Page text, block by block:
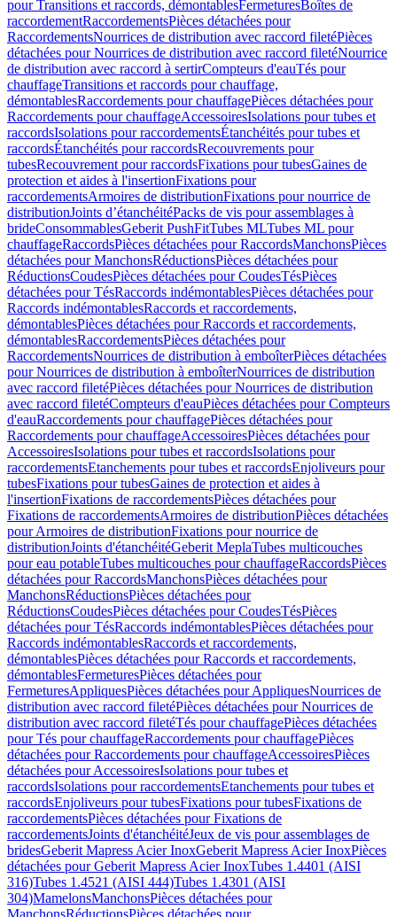
pour Transitions et raccords, démontablesFermeturesBoîtes de
raccordementRaccordementsPièces détachées pour
RaccordementsNourrices de distribution avec raccord filetéPièces
détachées pour Nourrices de distribution avec raccord filetéNourrice
de distribution avec raccord à sertirCompteurs d'eauTés pour
chauffageTransitions et raccords pour chauffage,
démontablesRaccordements pour chauffagePièces détachées pour
Raccordements pour chauffageAccessoiresIsolations pour tubes et
raccordsIsolations pour raccordementsÉtanchéités pour tubes et
raccordsÉtanchéités pour raccordsRecouvrements pour
tubesRecouvrement pour raccordsFixations pour tubesGaines de
protection et aides à l'insertionFixations pour
raccordementsArmoires de distributionFixations pour nourrice de
distributionJoints d’étanchéitéPacks de vis pour assemblages à
brideConsommablesGeberit PushFitTubes MLTubes ML pour
chauffageRaccordsPièces détachées pour RaccordsManchonsPièces
détachées pour ManchonsRéductionsPièces détachées pour
RéductionsCoudesPièces détachées pour CoudesTésPièces
détachées pour TésRaccords indémontablesPièces détachées pour
Raccords indémontablesRaccords et raccordements,
démontablesPièces détachées pour Raccords et raccordements,
démontablesRaccordementsPièces détachées pour
RaccordementsNourrices de distribution à emboîterPièces détachées
pour Nourrices de distribution à emboîterNourrices de distribution
avec raccord filetéPièces détachées pour Nourrices de distribution
avec raccord filetéCompteurs d'eauPièces détachées pour Compteurs
d'eauRaccordements pour chauffagePièces détachées pour
Raccordements pour chauffageAccessoiresPièces détachées pour
AccessoiresIsolations pour tubes et raccordsIsolations pour
raccordementsEtanchements pour tubes et raccordsEnjoliveurs pour
tubesFixations pour tubesGaines de protection et aides à
l'insertionFixations de raccordementsPièces détachées pour
Fixations de raccordementsArmoires de distributionPièces détachées
pour Armoires de distributionFixations pour nourrice de
distributionJoints d'étanchéitéGeberit MeplaTubes multicouches
pour eau potableTubes multicouches pour chauffageRaccordsPièces
détachées pour RaccordsManchonsPièces détachées pour
ManchonsRéductionsPièces détachées pour
RéductionsCoudesPièces détachées pour CoudesTésPièces
détachées pour TésRaccords indémontablesPièces détachées pour
Raccords indémontablesRaccords et raccordements,
démontablesPièces détachées pour Raccords et raccordements,
démontablesFermeturesPièces détachées pour
FermeturesAppliquesPièces détachées pour AppliquesNourrices de
distribution avec raccord filetéPièces détachées pour Nourrices de
distribution avec raccord filetéTés pour chauffagePièces détachées
pour Tés pour chauffageRaccordements pour chauffagePièces
détachées pour Raccordements pour chauffageAccessoiresPièces
détachées pour AccessoiresIsolations pour tubes et
raccordsIsolations pour raccordementsEtanchements pour tubes et
raccordsEnjoliveurs pour tubesFixations pour tubesFixations de
raccordementsPièces détachées pour Fixations de
raccordementsJoints d'étanchéitéJeux de vis pour assemblages de
bridesGeberit Mapress Acier InoxGeberit Mapress Acier InoxPièces
détachées pour Geberit Mapress Acier InoxTubes 1.4401 (AISI
316)Tubes 1.4521 (AISI 444)Tubes 1.4301 (AISI
304)MamelonsManchonsPièces détachées pour
ManchonsRéductionsPièces détachées pour